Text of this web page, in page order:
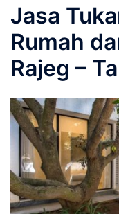
Jasa
Rumah
Rajeg –